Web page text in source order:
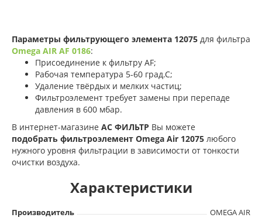
Параметры фильтрующего элемента 12075 для фильтра
Omega AIR AF 0186:
Присоединение к фильтру AF;
Рабочая температура 5-60 град.С;
Удаление твёрдых и мелких частиц;
Фильтроэлемент требует замены при перепаде
давления в 600 мбар.
В интернет-магазине АС ФИЛЬТР Вы можете
подобрать фильтроэлемент Omega Air 12075 любого
нужного уровня фильтрации в зависимости от тонкости
очистки воздуха.
Характеристики
Производитель OMEGA AIR